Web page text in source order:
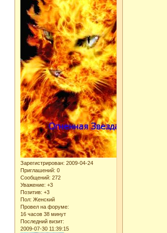
Зарегистрирован: 2009-04-24
Приглашений: 0
Сообщений: 272
Уважение: +3
Позитив: +3
Пол: Женский
Провел на форуме:
16 часов 38 минут
Последний визит:
2009-07-30 11:39:15